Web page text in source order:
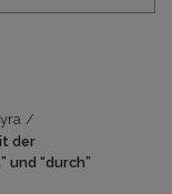
/
der
und “durch”